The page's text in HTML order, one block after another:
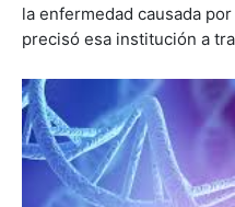
la enfermedad causada
precisó esa institución a